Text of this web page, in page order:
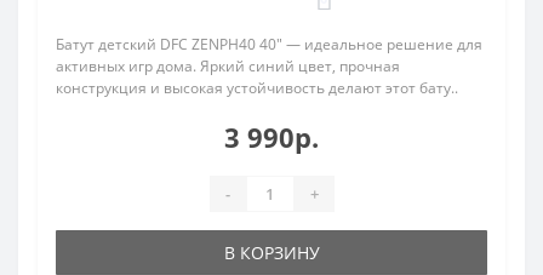
Батут детский DFC ZENPH40 40" — идеальное решение для
активных игр дома. Яркий синий цвет, прочная
конструкция и высокая устойчивость делают этот бату..
3 990р.
- +
В КОРЗИНУ